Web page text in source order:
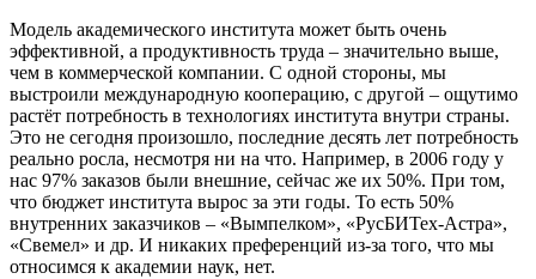
Модель академического института может быть очень
эффективной, а продуктивность труда – значительно выше,
чем в коммерческой компании. С одной стороны, мы
выстроили международную кооперацию, с другой – ощутимо
растёт потребность в технологиях института внутри страны.
Это не сегодня произошло, последние десять лет потребность
реально росла, несмотря ни на что. Например, в 2006 году у
нас 97% заказов были внешние, сейчас же их 50%. При том,
что бюджет института вырос за эти годы. То есть 50%
внутренних заказчиков – «Вымпелком», «РусБИТех-Астра»,
«Свемел» и др. И никаких преференций из-за того, что мы
относимся к академии наук, нет.